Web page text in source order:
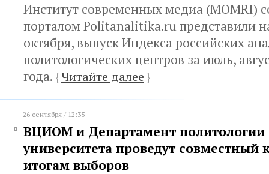
Институт современных медиа (MOMRI)
порталом Politanalitika.ru представили
октября, выпуск Индекса российских
политологических центров за июль,
года. {Читайте далее}
26 сентября / 12:35
ВЦИОМ и Департамент политологии
университета проведут совместный
итогам выборов